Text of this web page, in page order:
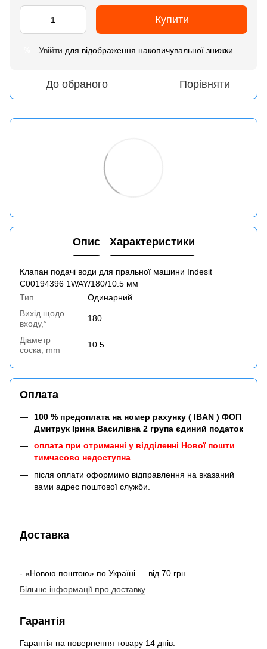
Купити
Увійти для відображення накопичувальної знижки
До обраного Порівняти
Опис Характеристики
Клапан подачі води для пральної машини Indesit
C00194396 1WAY/180/10.5 мм
Тип
Одинарний
Вихід щодо
входу,°
180
Діаметр
соска, mm
10.5
Оплата
100 % предоплата на номер рахунку ( IBAN ) ФОП
Дмитрук Ірина Василівна 2 група єдиний податок
оплата при отриманні у відділенні Нової пошти
тимчасово недоступна
після оплати оформимо відправлення на вказаний
вами адрес поштової служби.
Доставка
- «Новою поштою» по Україні — від 70 грн.
Більше інформації про доставку
Гарантія
Гарантія на повернення товару 14 днів.